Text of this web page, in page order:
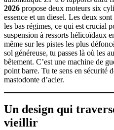
2026 propose deux moteurs six
essence et un diesel. Les deux
les bas régimes, ce qui est crucial
suspension à ressorts hélicoïdaux
même sur les pistes les plus
sol généreuse, tu passes là où les
bêtement. C’est une machine de
point barre. Tu te sens en sécurité
mastodonte d’acier.
Un design qui
vieillir